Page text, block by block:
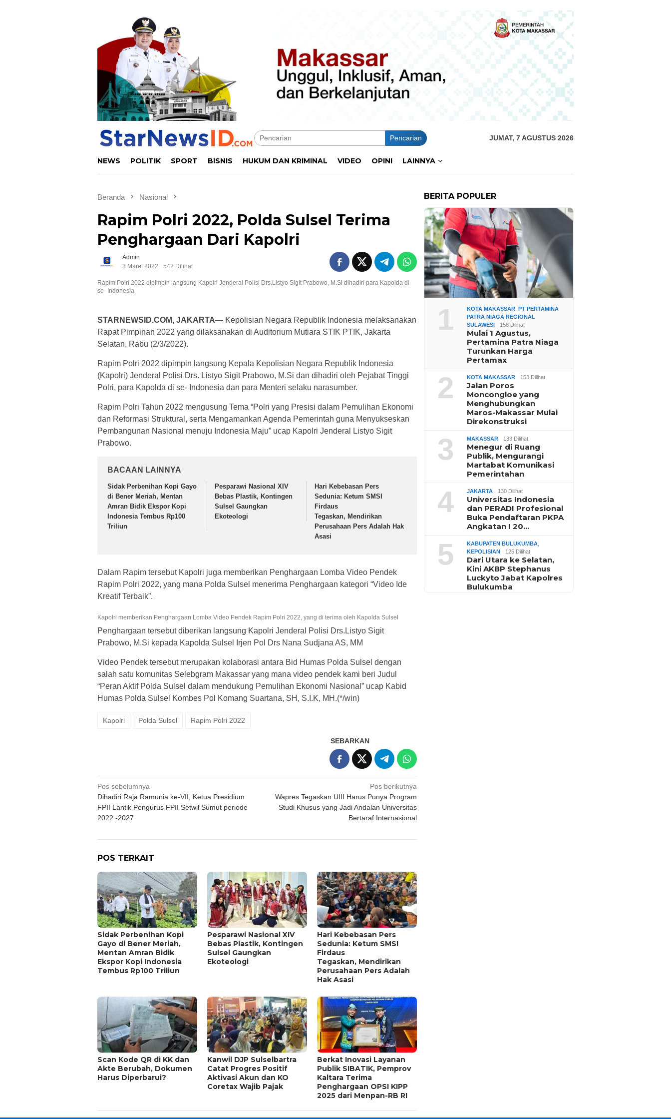
Pencarian JUMAT, 7 AGUSTUS 2026
NEWS POLITIK SPORT BISNIS HUKUM DAN KRIMINAL VIDEO OPINI LAINNYA
Beranda Nasional
Rapim Polri 2022, Polda Sulsel Terima
Penghargaan Dari Kapolri
Admin
3 Maret 2022
542 Dilihat
Rapim Polri 2022 dipimpin langsung Kapolri Jenderal Polisi Drs.Listyo Sigit Prabowo, M.Si dihadiri para Kapolda di
se- Indonesia
STARNEWSID.COM, JAKARTA— Kepolisian Negara Republik Indonesia melaksanakan
Rapat Pimpinan 2022 yang dilaksanakan di Auditorium Mutiara STIK PTIK, Jakarta
Selatan, Rabu (2/3/2022).
Rapim Polri 2022 dipimpin langsung Kepala Kepolisian Negara Republik Indonesia
(Kapolri) Jenderal Polisi Drs. Listyo Sigit Prabowo, M.Si dan dihadiri oleh Pejabat Tinggi
Polri, para Kapolda di se- Indonesia dan para Menteri selaku narasumber.
Rapim Polri Tahun 2022 mengusung Tema “Polri yang Presisi dalam Pemulihan Ekonomi
dan Reformasi Struktural, serta Mengamankan Agenda Pemerintah guna Menyukseskan
Pembangunan Nasional menuju Indonesia Maju” ucap Kapolri Jenderal Listyo Sigit
Prabowo.
BACAAN LAINNYA
Sidak Perbenihan Kopi Gayo
di Bener Meriah, Mentan
Amran Bidik Ekspor Kopi
Indonesia Tembus Rp100
Triliun
Pesparawi Nasional XIV
Bebas Plastik, Kontingen
Sulsel Gaungkan
Ekoteologi
Hari Kebebasan Pers
Sedunia: Ketum SMSI
Firdaus
Tegaskan, Mendirikan
Perusahaan Pers Adalah Hak
Asasi
Dalam Rapim tersebut Kapolri juga memberikan Penghargaan Lomba Video Pendek
Rapim Polri 2022, yang mana Polda Sulsel menerima Penghargaan kategori “Video Ide
Kreatif Terbaik”.
Kapolri memberikan Penghargaan Lomba Video Pendek Rapim Polri 2022, yang di terima oleh Kapolda Sulsel
Penghargaan tersebut diberikan langsung Kapolri Jenderal Polisi Drs.Listyo Sigit
Prabowo, M.Si kepada Kapolda Sulsel Irjen Pol Drs Nana Sudjana AS, MM
Video Pendek tersebut merupakan kolaborasi antara Bid Humas Polda Sulsel dengan
salah satu komunitas Selebgram Makassar yang mana video pendek kami beri Judul
“Peran Aktif Polda Sulsel dalam mendukung Pemulihan Ekonomi Nasional” ucap Kabid
Humas Polda Sulsel Kombes Pol Komang Suartana, SH, S.I.K, MH.(*/win)
Kapolri Polda Sulsel Rapim Polri 2022
SEBARKAN
Navigasi
pos
Pos sebelumnya
Dihadiri Raja Ramunia ke-VII, Ketua Presidium
FPII Lantik Pengurus FPII Setwil Sumut periode
2022 -2027
Pos berikutnya
Wapres Tegaskan UIII Harus Punya Program
Studi Khusus yang Jadi Andalan Universitas
Bertaraf Internasional
POS TERKAIT
Sidak Perbenihan Kopi
Gayo di Bener Meriah,
Mentan Amran Bidik
Ekspor Kopi Indonesia
Tembus Rp100 Triliun
Pesparawi Nasional XIV
Bebas Plastik, Kontingen
Sulsel Gaungkan
Ekoteologi
Hari Kebebasan Pers
Sedunia: Ketum SMSI
Firdaus
Tegaskan, Mendirikan
Perusahaan Pers Adalah
Hak Asasi
Scan Kode QR di KK dan
Akte Berubah, Dokumen
Harus Diperbarui?
Kanwil DJP Sulselbartra
Catat Progres Positif
Aktivasi Akun dan KO
Coretax Wajib Pajak
Berkat Inovasi Layanan
Publik SIBATIK, Pemprov
Kaltara Terima
Penghargaan OPSI KIPP
2025 dari Menpan-RB RI
BERITA POPULER
1 KOTA MAKASSAR ,PT PERTAMINA
PATRA NIAGA REGIONAL
SULAWESI
158 Dilihat
Mulai 1 Agustus,
Pertamina Patra Niaga
Turunkan Harga
Pertamax
2 KOTA MAKASSAR 153 Dilihat
Jalan Poros
Moncongloe yang
Menghubungkan
Maros-Makassar Mulai
Direkonstruksi
3 MAKASSAR 133 Dilihat
Menegur di Ruang
Publik, Mengurangi
Martabat Komunikasi
Pemerintahan
4 JAKARTA 130 Dilihat
Universitas Indonesia
dan PERADI Profesional
Buka Pendaftaran PKPA
Angkatan I 20…
5 KABUPATEN BULUKUMBA
KEPOLISIAN
125 Dilihat
Dari Utara ke Selatan,
Kini AKBP Stephanus
Luckyto Jabat Kapolres
Bulukumba